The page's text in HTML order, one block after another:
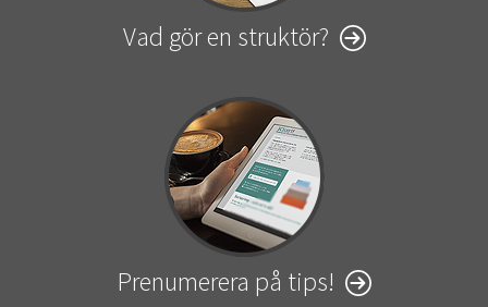
Vad gör en struktör?
Prenumerera på tips!